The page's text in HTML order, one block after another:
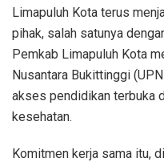
Limapuluh Kota terus
pihak, salah satunya
Pemkab Limapuluh Kota
Nusantara Bukittinggi
akses pendidikan terbuka
kesehatan.
Komitmen kerja sama itu,